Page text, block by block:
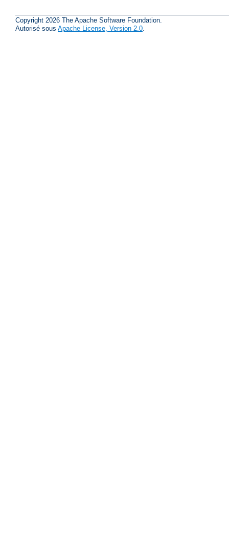
Copyright 2026 The Apache Software Foundation.
Autorisé sous Apache License, Version 2.0.